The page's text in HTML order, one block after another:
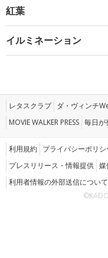
紅葉
イルミネーション
レタスクラブ ダ・ヴィンチ
MOVIE WALKER PRESS 毎日が
利用規約 プライバシーポリシ
プレスリリース・情報提供 媒
利用者情報の外部送信について